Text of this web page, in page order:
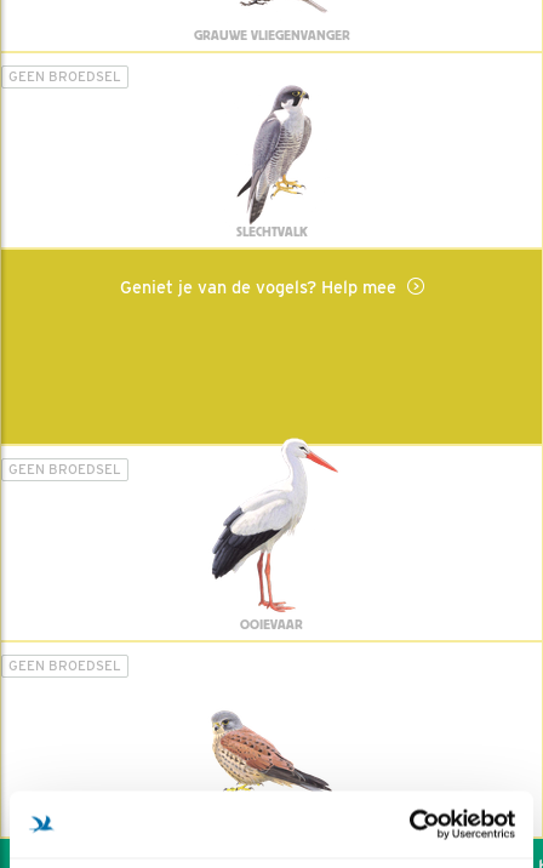
GRAUWE VLIEGENVANGER
GEEN BROEDSEL
SLECHTVALK
Geniet je van de vogels? Help mee
GEEN BROEDSEL
OOIEVAAR
GEEN BROEDSEL